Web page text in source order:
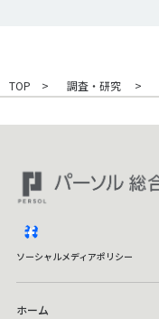
TOP 調査・研究
ソーシャルメディアポリシー
ホーム